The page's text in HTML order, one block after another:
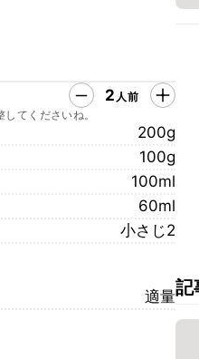
2 人前
てくださいね。
200g
100g
100ml
60ml
小さじ2
適量記